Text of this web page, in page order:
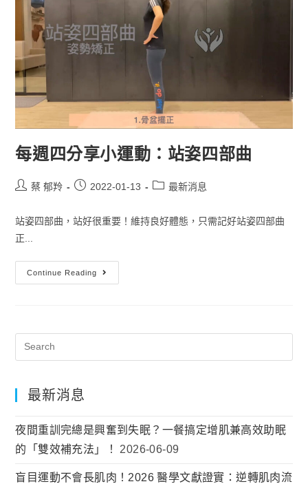
每週四分享小運動：站姿四部曲
蔡 郁羚 2022-01-13 最新消息
站姿四部曲，站好很重要！維持良好體態，只需記好站姿四部曲
正...
Continue Reading
最新消息
夜間重訓完總是興奮到失眠？一餐搞定增肌兼高效助眠
的「雙效補充法」！
2026-06-09
盲目運動不會長肌肉！2026 醫學文獻證實：逆轉肌肉流